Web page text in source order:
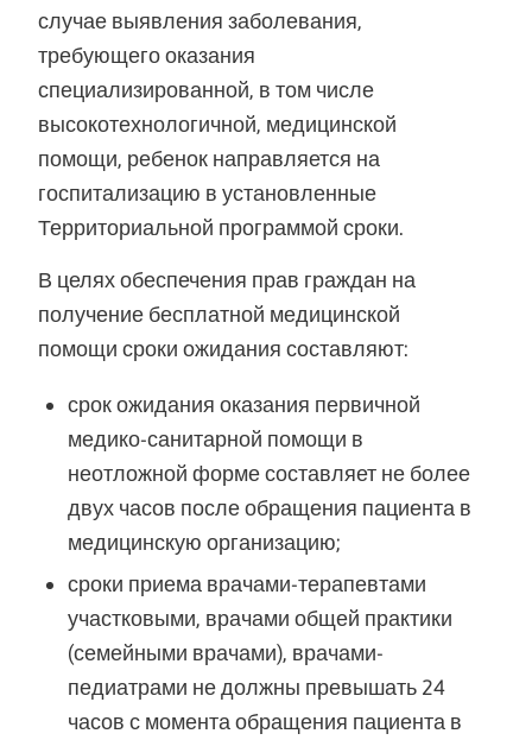
случае выявления заболевания,
требующего оказания
специализированной, в том числе
высокотехнологичной, медицинской
помощи, ребенок направляется на
госпитализацию в установленные
Территориальной программой сроки.
В целях обеспечения прав граждан на
получение бесплатной медицинской
помощи сроки ожидания составляют:
срок ожидания оказания первичной
медико-санитарной помощи в
неотложной форме составляет не более
двух часов после обращения пациента в
медицинскую организацию;
сроки приема врачами-терапевтами
участковыми, врачами общей практики
(семейными врачами), врачами-
педиатрами не должны превышать 24
часов с момента обращения пациента в